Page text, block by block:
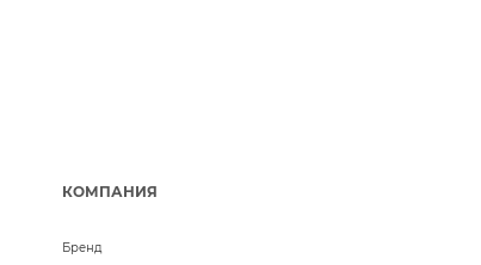
КОМПАНИЯ
Бренд